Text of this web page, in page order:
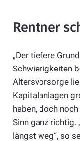
Rentner
„Der tiefere
Schwierigkeiten
Altersvorsorge
Kapitalanlagen
haben, doch
Sinn ganz richtig.
längst weg“, so